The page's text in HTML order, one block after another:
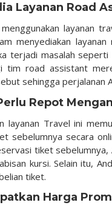
Layanan Road
layanan
menyediakan
terjadi masalah
tim road assistant
sehingga perjalanan
Repot
layanan Travel ini
sebelumnya secara
tiket
kursi. Selain itu,
tiket.
Harga